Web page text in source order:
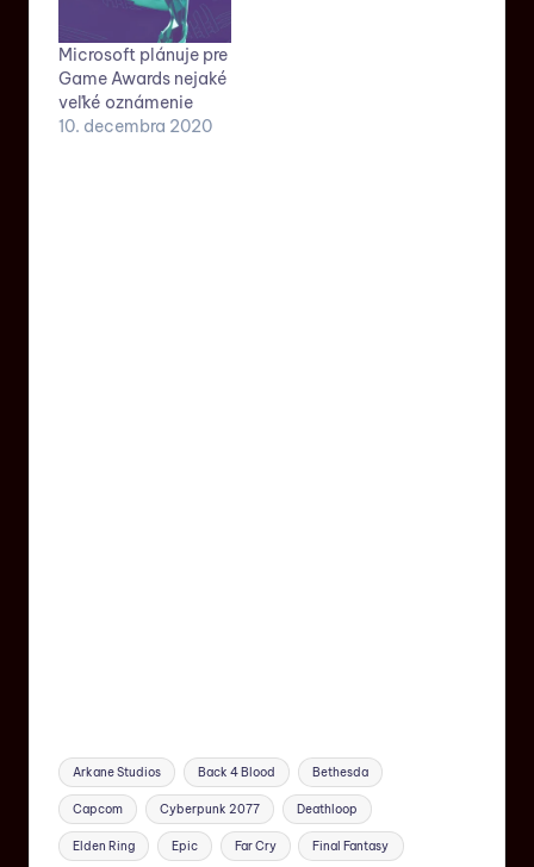
Microsoft plánuje pre
Game Awards nejaké
veľké oznámenie
10. decembra 2020
Arkane Studios Back 4 Blood Bethesda
Capcom Cyberpunk 2077 Deathloop
Elden Ring Epic Far Cry Final Fantasy